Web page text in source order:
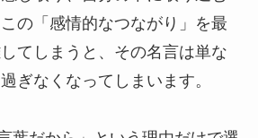
の「感情的なつながり」を最
てしまうと、その名言は単な
ぎなくなってしまいます。